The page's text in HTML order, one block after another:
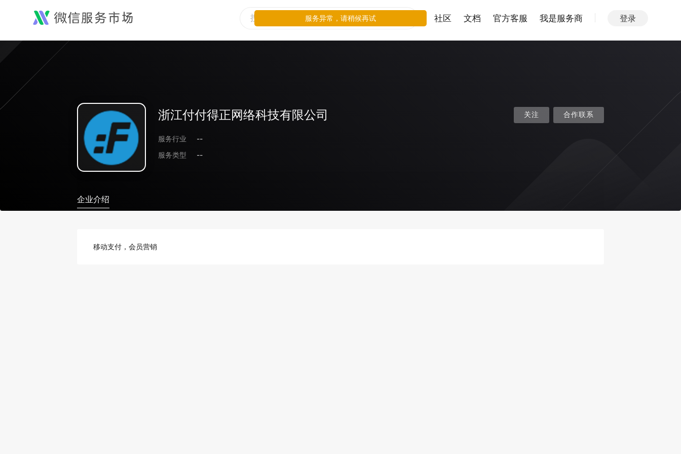
社区 文档 官方客服 我是服务商 登录
浙江付付得正网络科技有限公司
服务行业
--
服务类型
--
关注 合作联系
企业介绍
移动支付，会员营销
服务异常，请稍候再试